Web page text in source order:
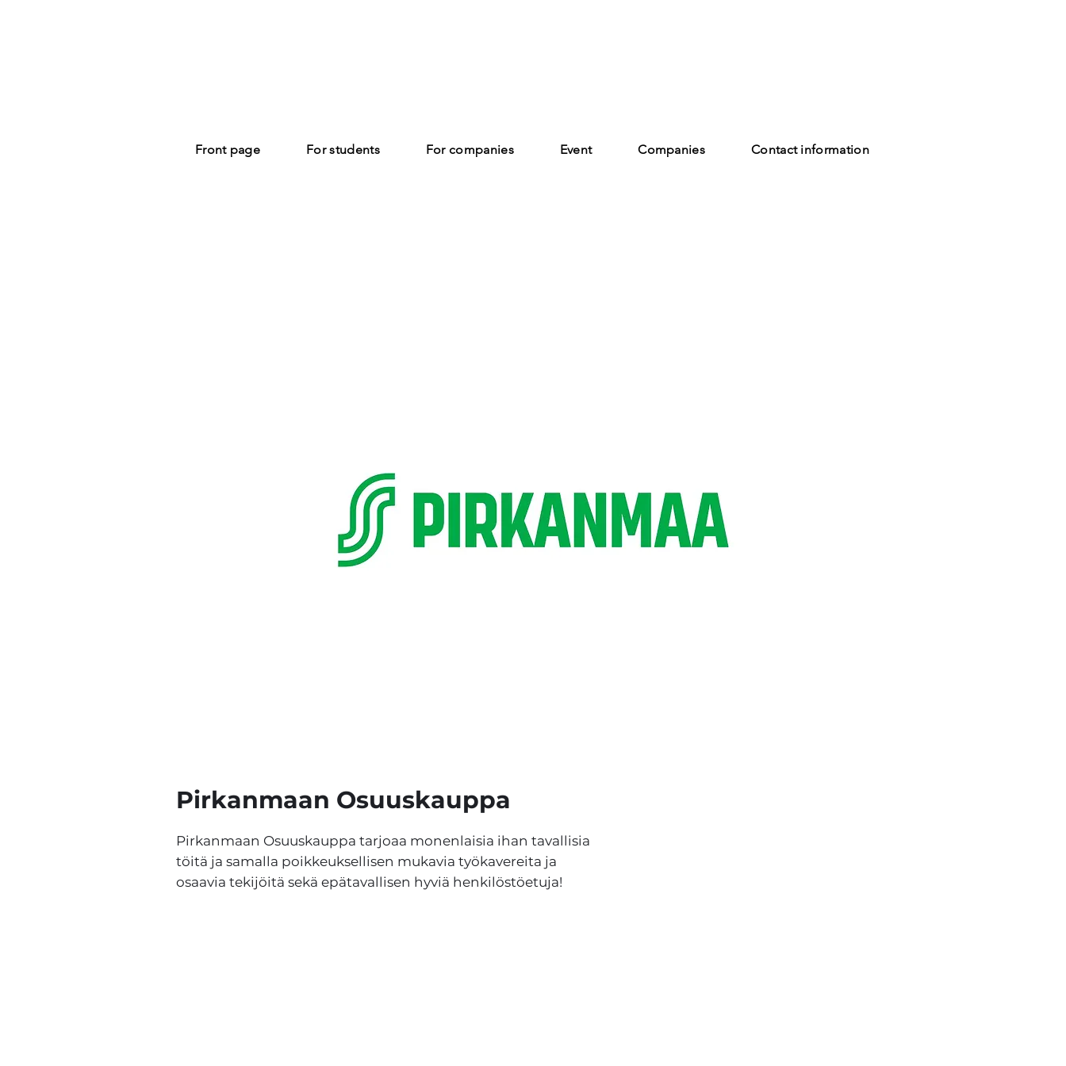
Front page For students For companies Event Companies Contact information
Pirkanmaan Osuuskauppa
Pirkanmaan Osuuskauppa tarjoaa monenlaisia ihan tavallisia
töitä ja samalla poikkeuksellisen mukavia työkavereita ja
osaavia tekijöitä sekä epätavallisen hyviä henkilöstöetuja!